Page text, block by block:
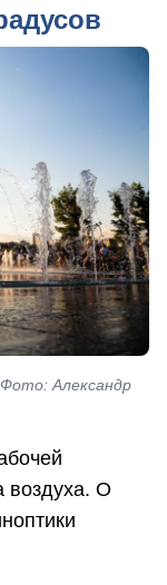
Александр
воздуха. О